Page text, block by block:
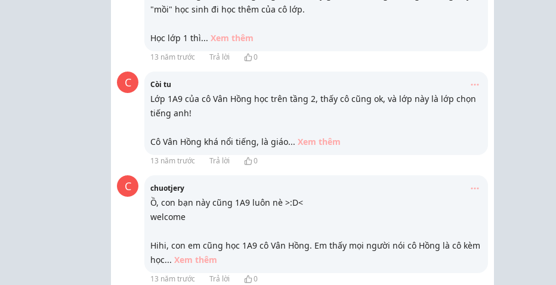
"mồi" học sinh đi học thêm của cô lớp.
Học lớp 1 thì... Xem thêm
13 năm trước Trả lời 0
C Còi tu
Lớp 1A9 của cô Vân Hồng học trên tầng 2, thấy cô cũng ok, và lớp này là lớp chọn
tiếng anh!
Cô Vân Hồng khá nổi tiếng, là giáo... Xem thêm
13 năm trước Trả lời 0
C chuotjery
Ồ, con bạn này cũng 1A9 luôn nè >:D<
welcome
Hihi, con em cũng học 1A9 cô Vân Hồng. Em thấy mọi người nói cô Hồng là cô kèm
học... Xem thêm
13 năm trước Trả lời 0